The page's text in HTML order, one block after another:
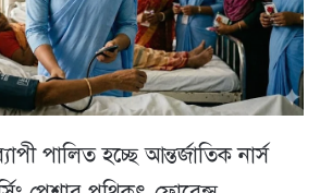
পালিত হচ্ছে আন্তর্জাতিক নার্স